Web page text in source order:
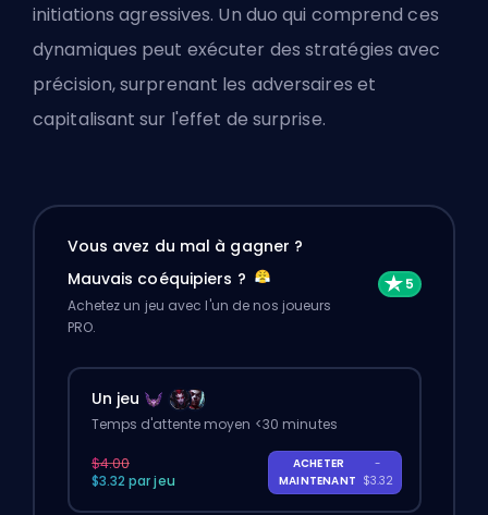
initiations agressives. Un duo qui comprend ces
dynamiques peut exécuter des stratégies avec
précision, surprenant les adversaires et
capitalisant sur l'effet de surprise.
Vous avez du mal à gagner ?
Mauvais coéquipiers ?
Achetez un jeu avec l'un de nos joueurs
PRO.
Un jeu
Temps d'attente moyen <30 minutes
$4.00
$3.32 par jeu
ACHETER
MAINTENANT
-
$3.32